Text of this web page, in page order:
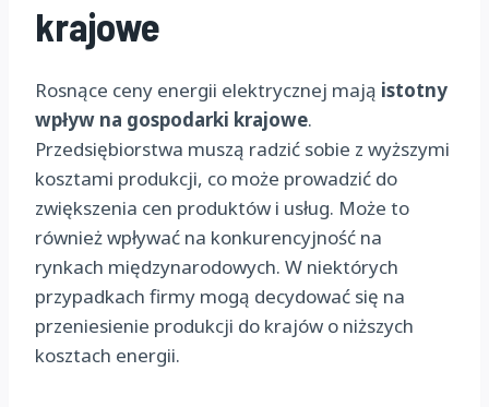
krajowe
Rosnące ceny energii elektrycznej mają istotny
wpływ na gospodarki krajowe.
Przedsiębiorstwa muszą radzić sobie z wyższymi
kosztami produkcji, co może prowadzić do
zwiększenia cen produktów i usług. Może to
również wpływać na konkurencyjność na
rynkach międzynarodowych. W niektórych
przypadkach firmy mogą decydować się na
przeniesienie produkcji do krajów o niższych
kosztach energii.